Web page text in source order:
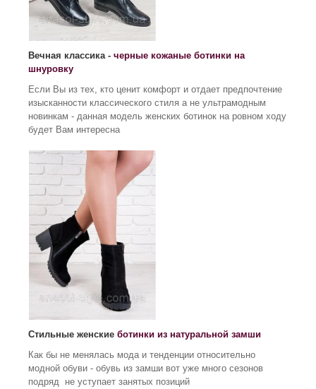
Вечная классика - черные кожаные ботинки на
шнуровку
Если Вы из тех, кто ценит комфорт и отдает предпочтение
изысканности классического стиля а не ультрамодным
новинкам - данная модель женских ботинок на ровном ходу
будет Вам интересна
Стильные женские ботинки из натуральной замши
Как бы не менялась мода и тенденции относительно
модной обуви - обувь из замши вот уже много сезонов
подряд не уступает занятых позиций